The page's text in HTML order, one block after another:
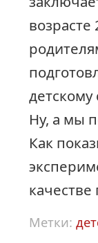
детскому
Ну, а мы
Как
Метки: